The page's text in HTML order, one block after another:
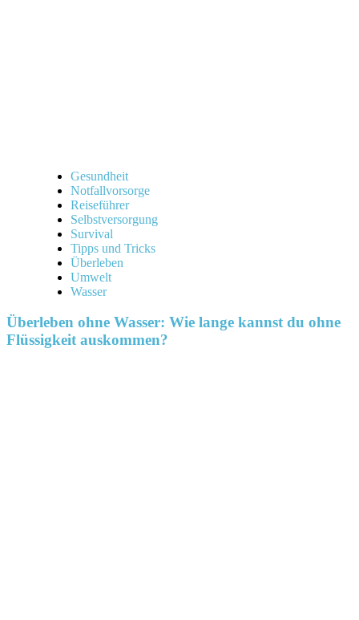
Gesundheit
Notfallvorsorge
Reiseführer
Selbstversorgung
Survival
Tipps und Tricks
Überleben
Umwelt
Wasser
Überleben ohne Wasser: Wie lange kannst du ohne
Flüssigkeit auskommen?